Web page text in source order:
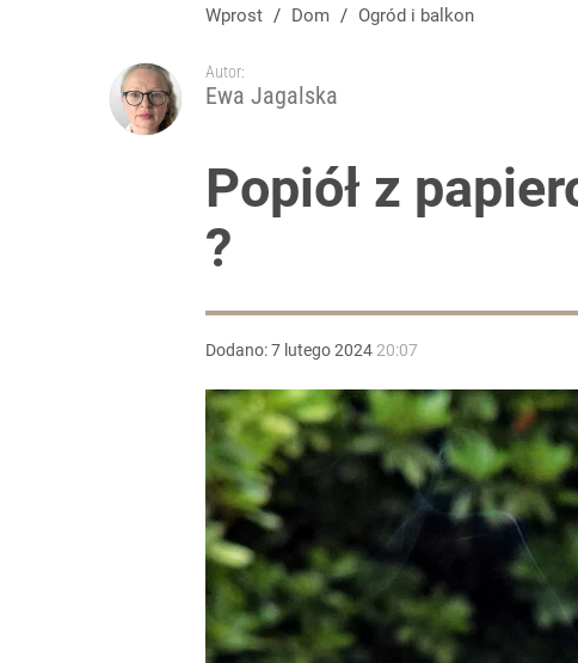
Posadź zamiast pelargonii. Ten kwiat kocha słońce i
dodaj
Połóż na wodzie w basenie. Szybciej się nagrzeje, a
Wprost / Dom / Ogród i balkon
Autor:
Ewa Jagalska
Popiół z
?
Dodano:7 lutego2024 20:07